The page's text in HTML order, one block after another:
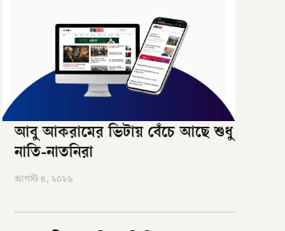
আবু আকরামের ভিটায় বেঁচে আছে শুধু
নাতি-নাতনিরা
আগস্ট ৪, ২০২৬